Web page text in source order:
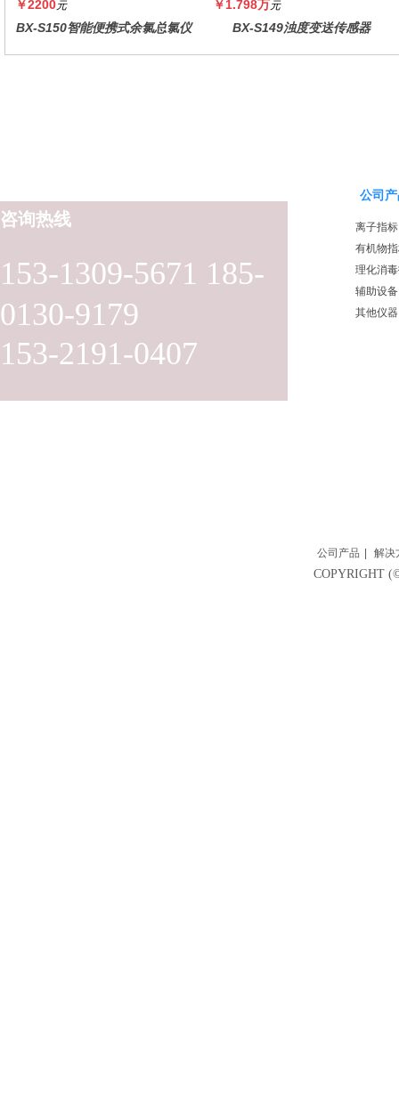
￥2200元
BX-S150智能便携式余氯总氯仪
￥1.798万元
BX-S149浊度变送传感器
153-1309-5671 185-
0130-9179
153-2191-0407
咨询热线
公司
离子指标
有机物
理化消
辅助设备
其他仪器
公司产品 解决
COPYRIGHT